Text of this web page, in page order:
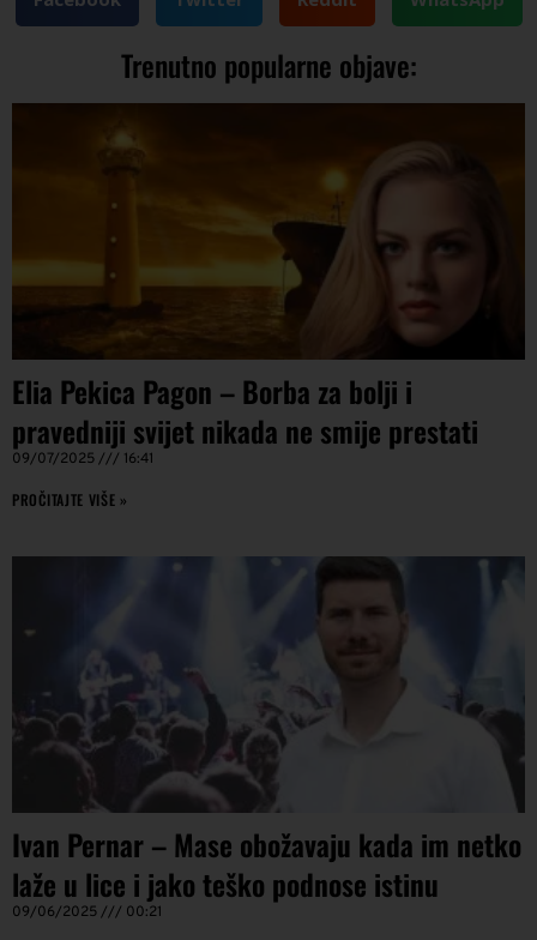
Trenutno popularne objave:
Elia Pekica Pagon – Borba za bolji i
pravedniji svijet nikada ne smije prestati
09/07/2025 16:41
PROČITAJTE VIŠE »
Ivan Pernar – Mase obožavaju kada im netko
laže u lice i jako teško podnose istinu
09/06/2025 00:21